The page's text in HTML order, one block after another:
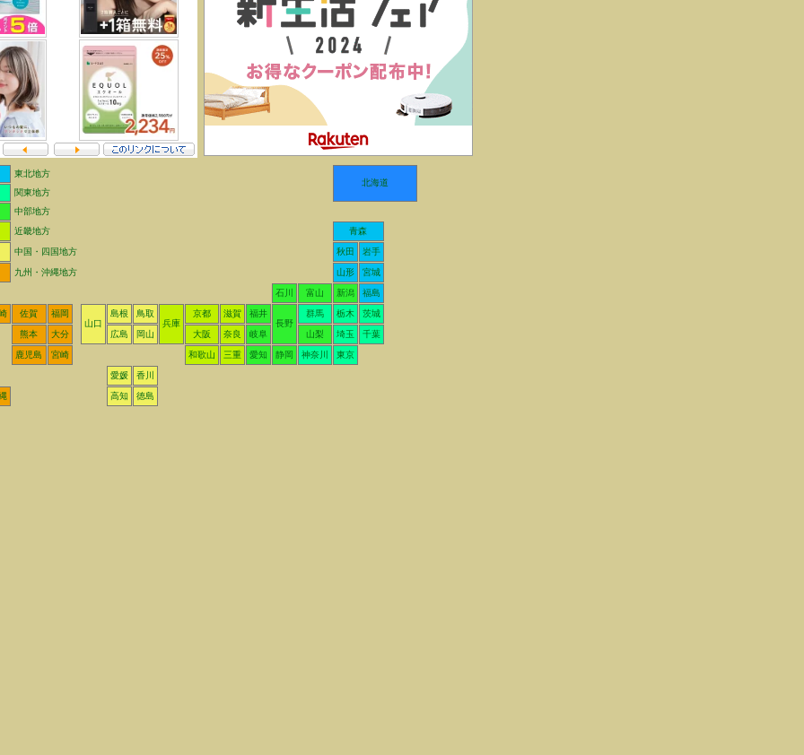
東北地方
北海道
関東地方
中部地方
近畿地方
青森
中国・四国地方 秋田 岩手
九州・沖縄地方 山形 宮城
石川 富山 新潟 福島
佐賀
福岡
山口
島根
鳥取
兵庫
京都 滋賀
福井
長野
群馬 栃木 茨城
熊本 大分 広島 岡山 大阪 奈良 岐阜 山梨 埼玉 千葉
鹿児島 宮崎 和歌山 三重 愛知 静岡 神奈川 東京
愛媛 香川
高知 徳島